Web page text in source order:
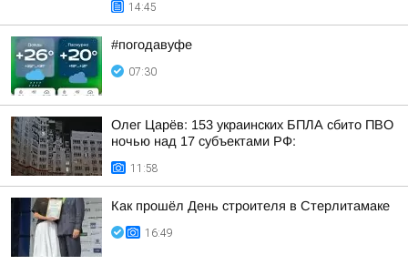
14:45
#погодавуфе
07:30
Олег Царёв: 153 украинских БПЛА сбито ПВО
ночью над 17 субъектами РФ:
11:58
Как прошёл День строителя в Стерлитамаке
16:49